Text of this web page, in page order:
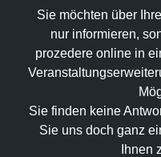
Generative Engine
Model Context
Entwicklung &
Skalierbare
Content-Management &
Unique Content
KI für Übersetzungen
Online-Marketing
Rasch zum Onlineshop
Intelligente Suche
REDX
App-Entwicklung
Region Rohrbach
Alle Referenzen
Bewerbung
Dein Start bei uns
Studieren & Arbeiten bei
Karriere-FAQs
Interessantes
Green Hosting
Green Coding
XORTEX
Awards
Presse und Downloads
Sie möchten über
nur informieren,
prozedere online in
Sie finden keine
Sie uns doch ganz
Ihnen